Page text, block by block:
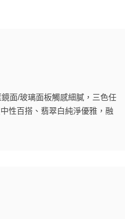
面/玻璃面板觸感細膩，三色任
性百搭、翡翠白純淨優雅，融